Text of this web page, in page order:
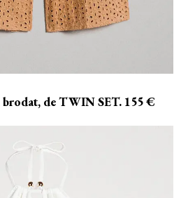
brodat, de TWIN SET. 155 €